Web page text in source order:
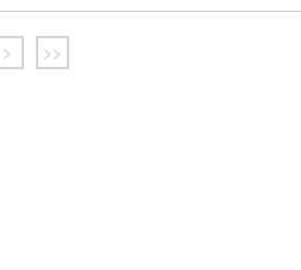
> >>